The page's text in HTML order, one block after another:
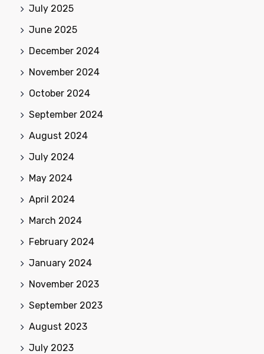
July 2025
June 2025
December 2024
November 2024
October 2024
September 2024
August 2024
July 2024
May 2024
April 2024
March 2024
February 2024
January 2024
November 2023
September 2023
August 2023
July 2023